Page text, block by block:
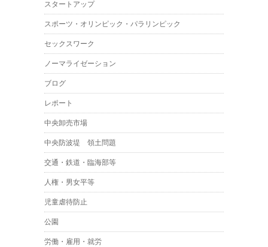
スタートアップ
スポーツ・オリンピック・パラリンピック
セックスワーク
ノーマライゼーション
ブログ
レポート
中央卸売市場
中央防波堤 領土問題
交通・鉄道・臨海部等
人権・男女平等
児童虐待防止
公園
労働・雇用・就労